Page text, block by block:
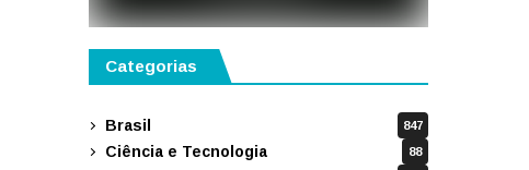
Categorias
Brasil 847
Ciência e Tecnologia 88